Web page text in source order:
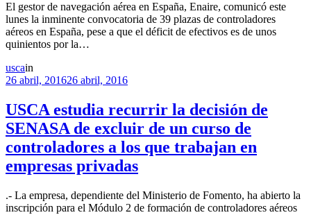
El gestor de navegación aérea en España, Enaire, comunicó este
lunes la inminente convocatoria de 39 plazas de controladores
aéreos en España, pese a que el déficit de efectivos es de unos
quinientos por la…
uscain
26 abril, 201626 abril, 2016
USCA estudia recurrir la decisión de
SENASA de excluir de un curso de
controladores a los que trabajan en
empresas privadas
.- La empresa, dependiente del Ministerio de Fomento, ha abierto la
inscripción para el Módulo 2 de formación de controladores aéreos